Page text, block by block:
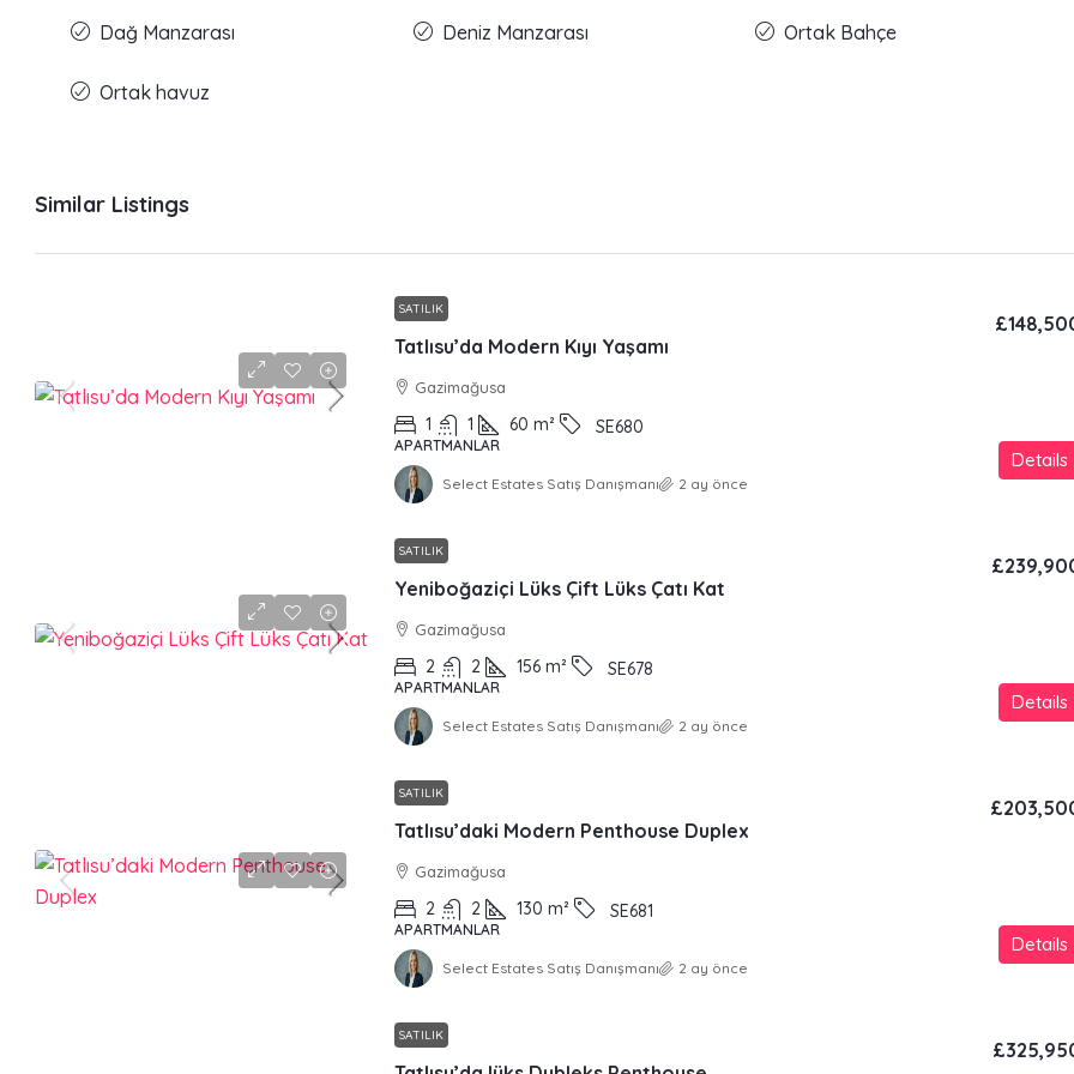
Dağ Manzarası Deniz Manzarası Ortak Bahçe
Ortak havuz
Similar Listings
SATILIK
Tatlısu’da Modern Kıyı Yaşamı
Gazimağusa
1 1 60 m² SE680
APARTMANLAR
Details
Select Estates Satış Danışmanı 2 ay önce
SATILIK
Yeniboğaziçi Lüks Çift Lüks Çatı Kat
Gazimağusa
2 2 156 m² SE678
APARTMANLAR
Details
Select Estates Satış Danışmanı 2 ay önce
SATILIK
Tatlısu’daki Modern Penthouse Duplex
Gazimağusa
2 2 130 m² SE681
APARTMANLAR
Details
Select Estates Satış Danışmanı 2 ay önce
SATILIK